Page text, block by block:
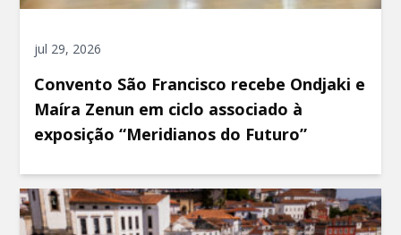
jul 29, 2026
Convento São Francisco recebe Ondjaki e
Maíra Zenun em ciclo associado à
exposição “Meridianos do Futuro”